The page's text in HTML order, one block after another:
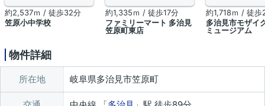
約2,537ｍ / 徒歩32分
笠原小中学校
約1,335ｍ / 徒歩17分
ファミリーマート 多治見
笠原町東店
約1,718ｍ / 徒歩
多治見市モザイ
ミュージアム
物件詳細
所在地 岐阜県多治見市笠原町